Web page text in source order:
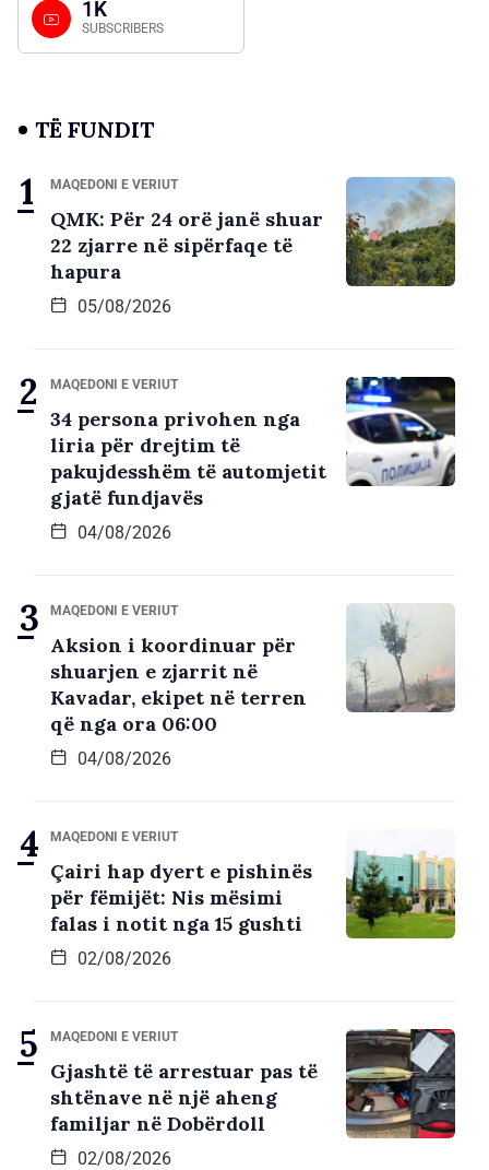
1K
SUBSCRIBERS
TË FUNDIT
MAQEDONI E VERIUT
QMK: Për 24 orë janë shuar
22 zjarre në sipërfaqe të
hapura
05/08/2026
MAQEDONI E VERIUT
34 persona privohen nga
liria për drejtim të
pakujdesshëm të automjetit
gjatë fundjavës
04/08/2026
MAQEDONI E VERIUT
Aksion i koordinuar për
shuarjen e zjarrit në
Kavadar, ekipet në terren
që nga ora 06:00
04/08/2026
MAQEDONI E VERIUT
Çairi hap dyert e pishinës
për fëmijët: Nis mësimi
falas i notit nga 15 gushti
02/08/2026
MAQEDONI E VERIUT
Gjashtë të arrestuar pas të
shtënave në një aheng
familjar në Dobërdoll
02/08/2026